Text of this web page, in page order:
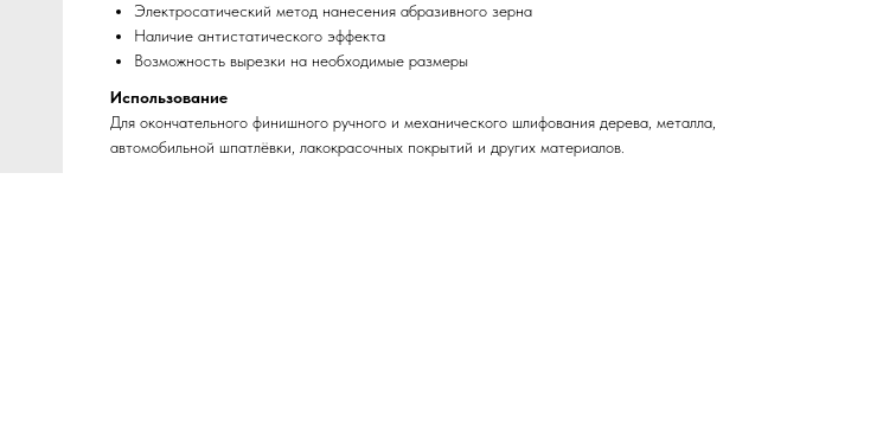
Электросатический метод нанесения абразивного зерна
Наличие антистатического эффекта
Возможность вырезки на необходимые размеры
Использование
Для окончательного финишного ручного и механического шлифования дерева, металла,
автомобильной шпатлёвки, лакокрасочных покрытий и других материалов.